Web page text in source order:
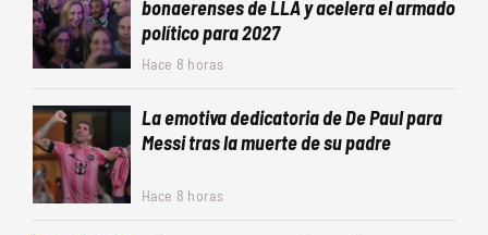
bonaerenses de LLA y acelera el armado
político para 2027
Hace 8 horas
La emotiva dedicatoria de De Paul para
Messi tras la muerte de su padre
Hace 8 horas